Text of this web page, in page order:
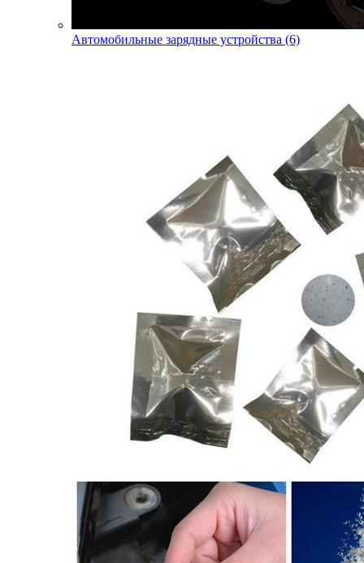
Автомобильные зарядные устройства (6)